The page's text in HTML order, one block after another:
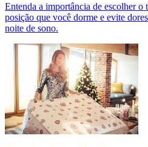
Entenda a importância de escolher o
posição que você dorme e evite
noite de sono.